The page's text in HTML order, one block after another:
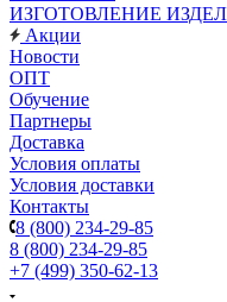
ИЗГОТОВЛЕНИЕ
Акции
Новости
ОПТ
Обучение
Партнеры
Доставка
Условия оплаты
Условия доставки
Контакты
8 (800) 234-29-85
8 (800) 234-29-85
+7 (499) 350-62-13